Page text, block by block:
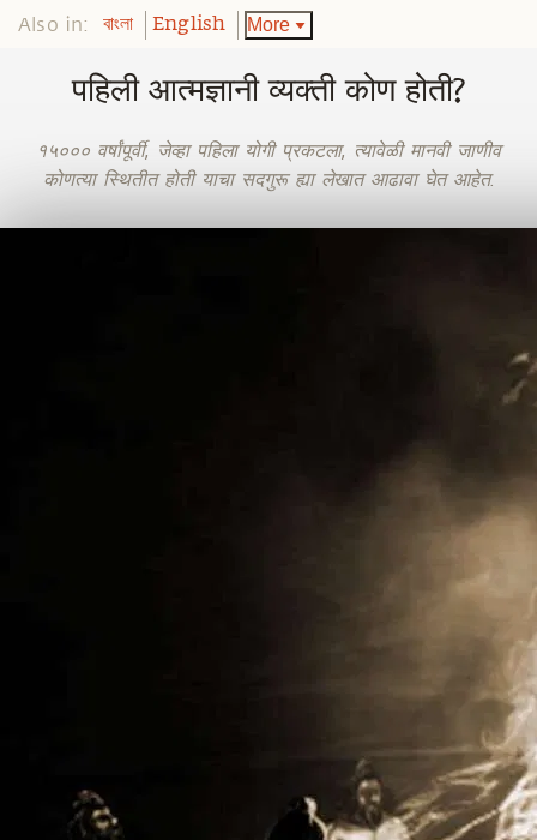
Also in: বাংলা English More
पहिली आत्मज्ञानी व्यक्ती कोण होती?
१५००० वर्षांपूर्वी, जेव्हा पहिला योगी प्रकटला, त्यावेळी मानवी जाणीव
कोणत्या स्थितीत होती याचा सदगुरू ह्या लेखात आढावा घेत आहेत.